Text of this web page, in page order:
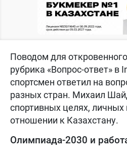
Поводом для
рубрика «Вопрос-ответ» в
спортсмен ответил на
разных стран. Михаил
спортивных целях, личных
отношении к Казахстану.
Олимпиада-2030 и